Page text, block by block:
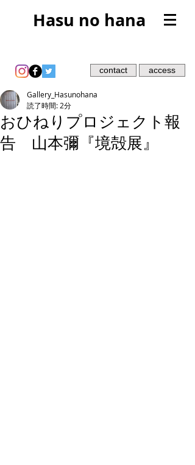
Hasu no hana
contact access
おひねりプロジェクト報
告 山本彌『境殻展』
Gallery_Hasunohana
読了時間: 2分